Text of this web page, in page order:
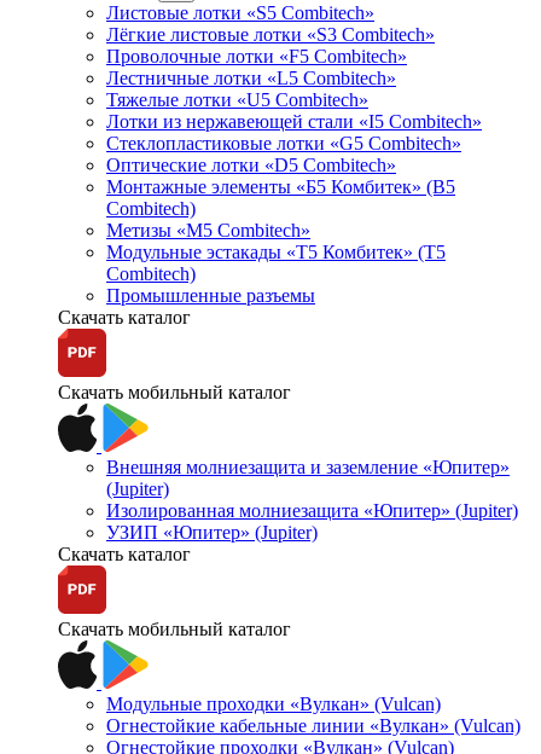
Листовые лотки «S5 Combitech»
Лёгкие листовые лотки «S3 Combitech»
Проволочные лотки «F5 Combitech»
Лестничные лотки «L5 Combitech»
Тяжелые лотки «U5 Combitech»
Лотки из нержавеющей стали «I5 Combitech»
Стеклопластиковые лотки «G5 Combitech»
Оптические лотки «D5 Combitech»
Монтажные элементы «Б5 Комбитек» (B5
Combitech)
Метизы «M5 Combitech»
Модульные эстакады «Т5 Комбитек» (T5
Combitech)
Промышленные разъемы
Скачать каталог
Скачать мобильный каталог
Внешняя молниезащита и заземление «Юпитер»
(Jupiter)
Изолированная молниезащита «Юпитер» (Jupiter)
УЗИП «Юпитер» (Jupiter)
Скачать каталог
Скачать мобильный каталог
Модульные проходки «Вулкан» (Vulcan)
Огнестойкие кабельные линии «Вулкан» (Vulcan)
Огнестойкие проходки «Вулкан» (Vulcan)